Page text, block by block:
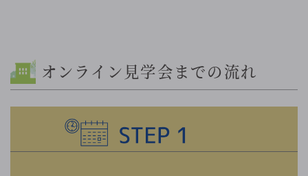
オンライン見学会までの流れ